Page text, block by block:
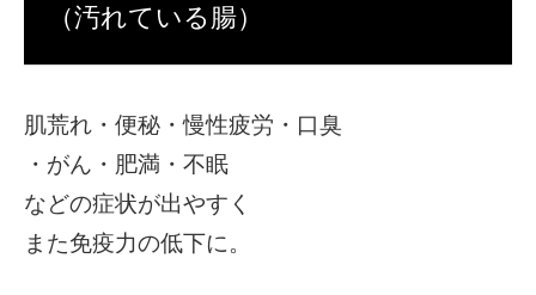
（汚れている腸）
肌荒れ・便秘・慢性疲労・口臭
・がん・肥満・不眠
などの症状が出やすく
また免疫力の低下に。